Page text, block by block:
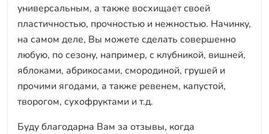
универсальным, а также восхищает своей
пластичностью, прочностью и нежностью. Начинку,
на самом деле, Вы можете сделать совершенно
любую, по сезону, например, с клубникой, вишней,
яблоками, абрикосами, смородиной, грушей и
прочими ягодами, а также ревенем, капустой,
творогом, сухофруктами и т.д.
Буду благодарна Вам за отзывы, когда